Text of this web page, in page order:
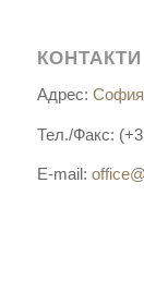
КОНТАКТИ
Адрес: София
Тел./Факс:
E-mail: